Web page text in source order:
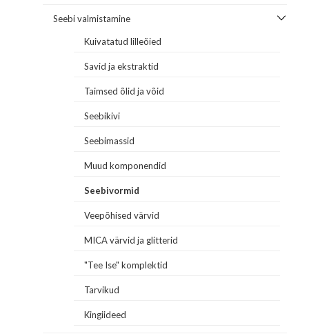
Seebi valmistamine
Kuivatatud lilleõied
Savid ja ekstraktid
Taimsed õlid ja võid
Seebikivi
Seebimassid
Muud komponendid
Seebivormid
Veepõhised värvid
MICA värvid ja glitterid
"Tee Ise" komplektid
Tarvikud
Kingiideed